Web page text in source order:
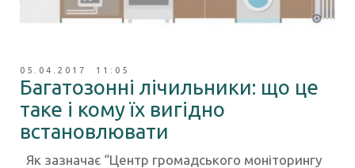
05.04.2017 11:05
Багатозонні лічильники: що це
таке і кому їх вигідно
встановлювати
Як зазначає “Центр громадського моніторингу